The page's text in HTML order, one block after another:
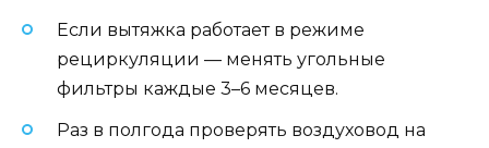
Если вытяжка работает в режиме
рециркуляции — менять угольные
фильтры каждые 3–6 месяцев.
Раз в полгода проверять воздуховод на